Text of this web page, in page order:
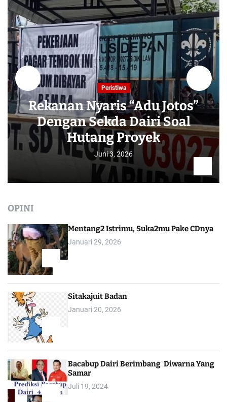
Peristiwa
Rekanan Nyaris “Adu Jotos”
Dengan Sekda Dairi Soal
Hutang Proyek
Juni 3, 2026
OPINI
Mentang2 Istrimu, Suka2mu Pake CDnya
Januari 29, 2026
Sitakajuit Badan
Januari 20, 2026
Bacabup Dairi Berimbang Diwarna Yang
Samar
Juli 19, 2024